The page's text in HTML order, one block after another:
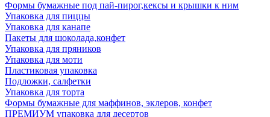
Формы бумажные под пай-пирог,кексы и крышки к ним
Упаковка для пиццы
Упаковка для канапе
Пакеты для шоколада,конфет
Упаковка для пряников
Упаковка для моти
Пластиковая упаковка
Подложки, салфетки
Упаковка для торта
Формы бумажные для маффинов, эклеров, конфет
ПРЕМИУМ упаковка для десертов